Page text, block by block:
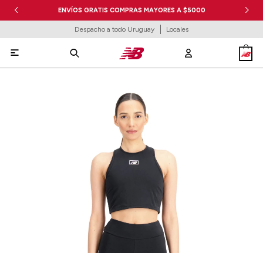
ENVÍOS GRATIS COMPRAS MAYORES A $5000
Despacho a todo Uruguay Locales
